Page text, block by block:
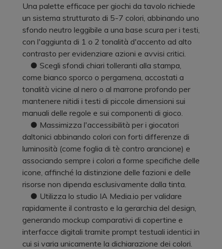
Una palette efficace per giochi da tavolo richiede
un sistema strutturato di 5-7 colori, abbinando uno
sfondo neutro leggibile a una base scura per i testi,
con l'aggiunta di 1 o 2 tonalità d'accento ad alto
contrasto per evidenziare azioni e avvisi critici.
● Scegli sfondi chiari tolleranti alla stampa,
come bianco sporco o pergamena, accostati a
tonalità vicine al nero o al marrone profondo per
mantenere nitidi i testi di piccole dimensioni sui
manuali delle regole e sui componenti di gioco.
● Massimizza l'accessibilità per i giocatori
daltonici abbinando colori con forti differenze di
luminosità (come foglia di tè contro arancione) e
associando sempre i colori a forme specifiche delle
icone, affinché la distinzione delle fazioni e delle
risorse non dipenda esclusivamente dalla tinta.
● Utilizza lo studio IA Media.io per validare
rapidamente il contrasto e la gerarchia del design,
generando mockup comparativi di copertine e
interfacce digitali tramite prompt testuali identici in
cui si varia unicamente la dichiarazione dei colori.